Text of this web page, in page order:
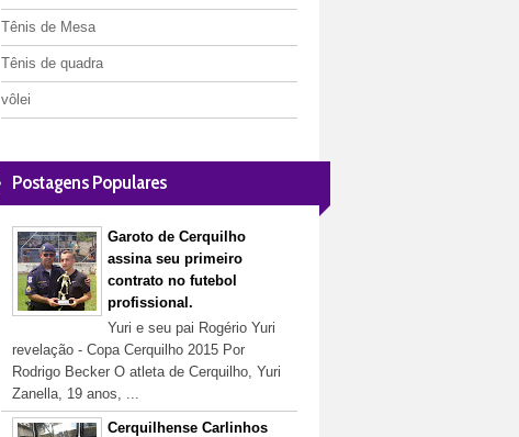
Tênis de Mesa
Tênis de quadra
vôlei
Postagens Populares
Garoto de Cerquilho
assina seu primeiro
contrato no futebol
profissional.
Yuri e seu pai Rogério Yuri
revelação - Copa Cerquilho 2015 Por
Rodrigo Becker O atleta de Cerquilho, Yuri
Zanella, 19 anos, ...
Cerquilhense Carlinhos